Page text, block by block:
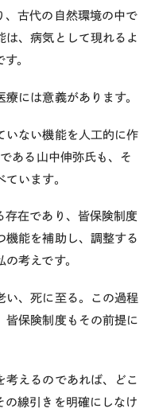
、古代の自然環境の中で
は、病気として現れるよ
。
には意義があります。
いない機能を人工的に作
ある山中伸弥氏も、そ
います。
存在であり、皆保険制度
機能を補助し、調整する
考えです。
い、死に至る。この過程
皆保険制度もその前提に
考えるのであれば、どこ
の線引きを明確にしなけ